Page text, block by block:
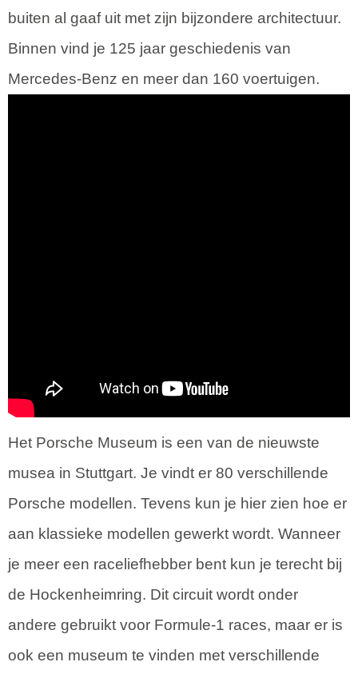
buiten al gaaf uit met zijn bijzondere architectuur.
Binnen vind je 125 jaar geschiedenis van
Mercedes-Benz en meer dan 160 voertuigen.
Het Porsche Museum is een van de nieuwste
musea in Stuttgart. Je vindt er 80 verschillende
Porsche modellen. Tevens kun je hier zien hoe er
aan klassieke modellen gewerkt wordt. Wanneer
je meer een raceliefhebber bent kun je terecht bij
de Hockenheimring. Dit circuit wordt onder
andere gebruikt voor Formule-1 races, maar er is
ook een museum te vinden met verschillende